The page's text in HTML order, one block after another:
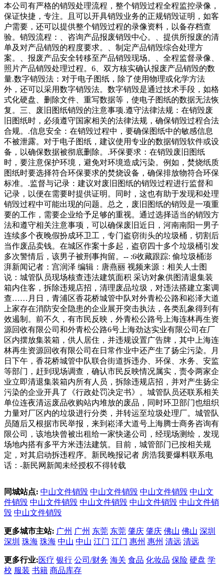
本公司有严格的销毁处理流程，整个销毁过程全程监控录像，
保证快捷，专注。且可以开具销毁业务的正规销毁证明，如客
户需要，还可以提供整个销毁过程的录像资料，以备存档查
验。销毁流程：、咨询产品报废销毁中心。、提供所报废的清
单及对产品销毁的程度要求。、制定产品销毁综合处理方
案。、报废产品安全转移至产品销毁现场。、全程监督录像、
照片产品销毁处理过程。6、双方核实确认报废产品销毁的数
量.数字销毁法：对于电子图纸，除了使用物理或化学方法
外，还可以采用数字销毁法。数字销毁是通过技术手段，如格
式化硬盘、删除文件、重写数据等，使电子图纸的数据无法恢
复。三、废旧图纸销毁的注意事项.遵守法律法规：在销毁废
旧图纸时，必须遵守国家相关的法律法规，确保销毁过程合法
合规。.信息安全：在销毁过程中，要确保图纸中的敏感信息
不被泄露。对于电子图纸，建议使用专业的数据销毁软件或设
备，以确保数据被彻底删除。.环保要求：在销毁废旧图纸
时，要注意保护环境，避免对环境造成污染。例如，焚烧纸质
图纸时要选择符合环保要求的焚烧设备，确保排放物符合环保
标准。.监督与记录：建议对废旧图纸的销毁过程进行监督和
记录，以便在需要时提供证明。同时，这也有助于发现和处理
销毁过程中可能出现的问题。总之，废旧图纸的销毁是一项重
要的工作，需要企业给予足够的重视。通过选择适当的销毁方
法和遵守相关注意事项，可以确保废旧近日，河南南阳一男子
连续多个夜晚假扮成环卫工，专门盗窃街头的垃圾桶，切割后
当作废品卖钱。在城区作案十多起，盗窃四十多个垃圾桶引发
多次警情后，该男子被刑事拘留。-- :6收藏跟踪: 偷垃圾桶澎
湃新闻记者：宫润泽 编辑：唐燕丽 视频来源：相关人士图
说：城管队员现场核查违法建筑面积 采访对象供图清退集装
箱内住客，拆除违规店招，清理废品垃圾，对违法搭建立案调
查……月日，青浦区香花桥城管中队对外青松公路和崧泽大道
上家存在消防安全隐患的企业展开突击执法，各类乱象得到有
效遏制。前不久，有市民反映，外青松公路号上海连林再生资
源回收有限公司和外青松公路6号上海劲达实业有限公司在厂
区内摆放集装箱，供人居住，并违规设置广告牌，其中上海连
林再生资源回收有限公司在日常作业中还产生了扬尘污染。月
日下午，香花桥城管中队联合街道拆违办、环保、水务、安监
等部门，赶到现场调查，确认市民反映情况属实，责令两家企
业立即清退集装箱内所有人员，拆除违规店招，并对产生扬尘
污染的企业开具了《行政处罚决定书》。城管队员还联系相关
单位连夜清运废品收购站内堆放的废品，同时环卫部门也组织
力量对厂区内的垃圾进行分类，并转运至垃圾处理厂。城管队
员随后又根据市民举报，来到崧泽大道号上海腾士商务咨询有
限公司，该地块曾被出租给一家快递公司，经现场测绘，发现
场地内搭有多平方米违法建筑。目前，城管部门已按相关规
定，对其启动拆违程序。新民晚报记者 房浩我要爆料联系电
话：-新民网新闻未经授权不得转载
同城站点: 中山文件销毁 中山文件销毁 中山文件销毁 中山文
件销毁 中山文件销毁 中山文件销毁 中山文件销毁 中山文件销
毁 中山文件销毁
更多城市主站: 广州 广州 东莞 东莞 肇庆 肇庆 佛山 佛山 深圳
深圳 珠海 珠海 中山 中山 江门 江门 惠州 惠州 清远 清远
更多行业:医疗 银行 公司/财务 海关 食品 化妆品 保险 硬盘 学
校 服装 书籍 商品库存